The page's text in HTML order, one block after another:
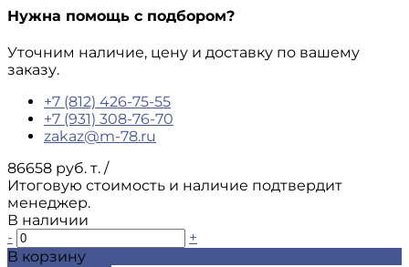
Нужна помощь с подбором?
Уточним наличие, цену и доставку по вашему
заказу.
+7 (812) 426-75-55
+7 (931) 308-76-70
zakaz@m-78.ru
86658 руб. т. /
Итоговую стоимость и наличие подтвердит
менеджер.
В наличии
-
+
В корзину